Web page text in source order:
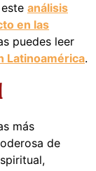
análisis
en las
puedes leer
Latinoamérica.
más
de